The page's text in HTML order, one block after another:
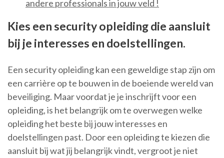
andere professionals in jouw veld !
Kies een security opleiding die aansluit
bij je interesses en doelstellingen.
Een security opleiding kan een geweldige stap zijn om
een carrière op te bouwen in de boeiende wereld van
beveiliging. Maar voordat je je inschrijft voor een
opleiding, is het belangrijk om te overwegen welke
opleiding het beste bij jouw interesses en
doelstellingen past. Door een opleiding te kiezen die
aansluit bij wat jij belangrijk vindt, vergroot je niet